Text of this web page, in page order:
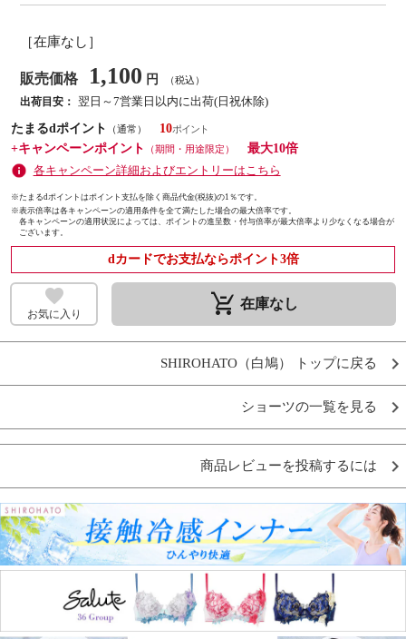
［在庫なし］
販売価格 1,100 円 （税込）
出荷目安： 翌日～7営業日以内に出荷(日祝休除)
たまるdポイント
（通常）
10
+キャンペーンポイント
（期間・用途限定）
最大10倍
各キャンペーン詳細およびエントリーはこちら
※たまるdポイントはポイント支払を除く商品代金(税抜)の1％です。
※表示倍率は各キャンペーンの適用条件を全て満たした場合の最大倍率です。
各キャンペーンの適用状況によっては、ポイントの進呈数・付与倍率が最大倍率より少なくなる場合が
ございます。
dカードでお支払ならポイント3倍
お気に入り remove_shopping_cart 在庫なし
SHIROHATO（白鳩） トップに戻る
ショーツの一覧を見る
商品レビューを投稿するには